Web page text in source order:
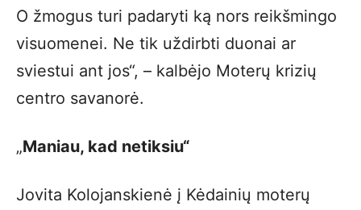
O žmogus turi padaryti ką nors reikšmingo
visuomenei. Ne tik uždirbti duonai ar
sviestui ant jos“, – kalbėjo Moterų krizių
centro savanorė.
„Maniau, kad netiksiu“
Jovita Kolojanskienė į Kėdainių moterų